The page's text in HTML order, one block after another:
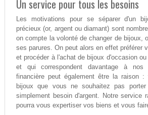
Un service pour tous les besoins
Les motivations pour se séparer d'un
précieux (or, argent ou diamant) sont
on compte la volonté de changer de bijoux,
ses parures. On peut alors en effet préférer
et procéder à l'achat de bijoux d'occasion
et qui correspondent davantage à nos
financière peut également être la raison
bijoux que vous ne souhaitez pas
simplement besoin d'argent. Notre service
pourra vous expertiser vos biens et vous